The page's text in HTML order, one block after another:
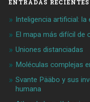
ENTRADAS RECIENTES
Inteligencia artificial:
El mapa más difícil de
Uniones distanciadas
Moléculas complejas
Svante Pääbo y sus
humana